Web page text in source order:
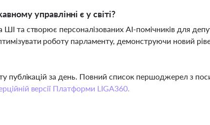
управлінні є у світі?
ШІ та створює персоналізованих AI-помічників для
роботу парламенту, демонструючи новий
публікацій за день. Повний список першоджерел з
версії Платформи LIGA360.